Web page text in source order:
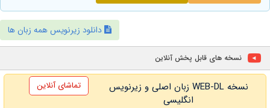
دانلود زیرنویس همه زبان ها
نسخه های قابل پخش آنلاین
نسخه WEB-DL زبان اصلی و زیرنویس
انگلیسی
تماشای آنلاین